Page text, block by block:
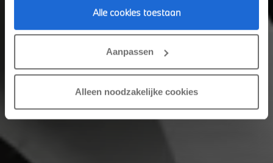
Alle cookies toestaan
Aanpassen
Alleen noodzakelijke cookies